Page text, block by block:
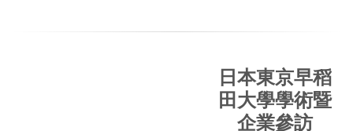
日本東京早稻
田大學學術暨
企業參訪